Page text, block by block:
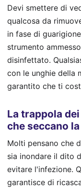
Devi smettere di
qualcosa da
in fase di
strumento
disinfettato.
con le unghie della
garantito che ti
La trappola
che seccano
Molti pensano che
sia inondare il dito
evitare l'infezione.
garantisce di